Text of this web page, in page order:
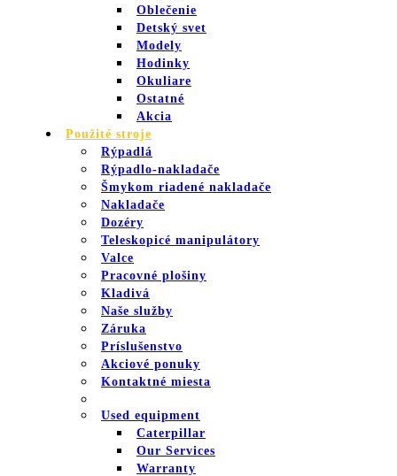
Oblečenie
Detský svet
Modely
Hodinky
Okuliare
Ostatné
Akcia
Použité stroje
Rýpadlá
Rýpadlo-nakladače
Šmykom riadené nakladače
Nakladače
Dozéry
Teleskopicé manipulátory
Valce
Pracovné plošiny
Kladivá
Naše služby
Záruka
Príslušenstvo
Akciové ponuky
Kontaktné miesta
Used equipment
Caterpillar
Our Services
Warranty